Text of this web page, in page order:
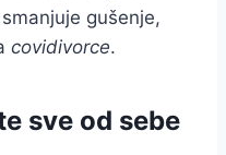
gušenje,
covidivorce.
sve od sebe